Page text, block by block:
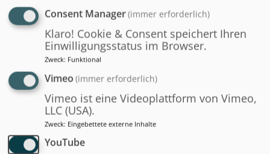
Consent Manager(immer erforderlich)
Klaro! Cookie & Consent speichert Ihren
Einwilligungsstatus im Browser.
Zweck: Funktional
Vimeo (immer erforderlich)
Vimeo ist eine Videoplattform von Vimeo,
LLC (USA).
Zweck: Eingebettete externe Inhalte
YouTube